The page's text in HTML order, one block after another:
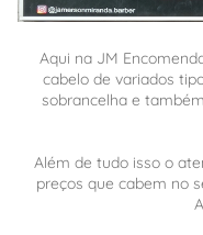
Aqui na JM
cabelo de variados
sobrancelha e
Além de tudo isso o
preços que cabem no